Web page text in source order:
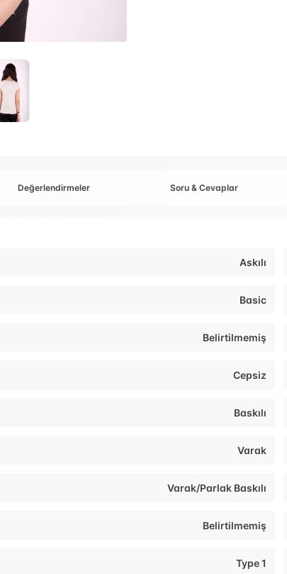
Değerlendirmeler Soru & Cevaplar
Askılı
Basic
Belirtilmemiş
Cepsiz
Baskılı
Varak
Varak/Parlak Baskılı
Belirtilmemiş
Type 1